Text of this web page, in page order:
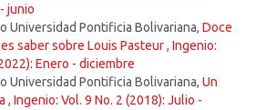
junio
Universidad Pontificia Bolivariana, Doce
saber sobre Louis Pasteur, Ingenio:
Enero - diciembre
Universidad Pontificia Bolivariana, Un
, Ingenio: Vol. 9 No. 2 (2018): Julio -